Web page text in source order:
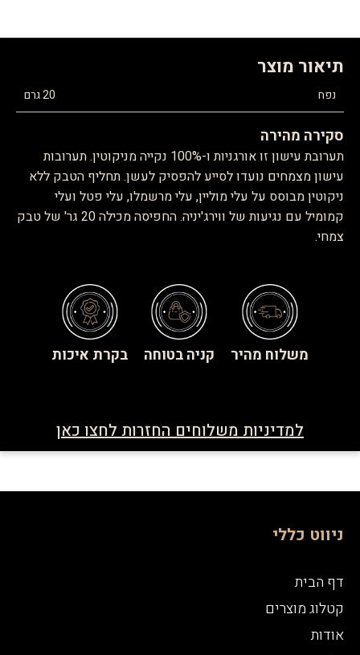
תיאור מוצר
נפח 20 גרם
סקירה מהירה
תערובת עישון זו אורגניות ו-100% נקייה מניקוטין. תערובות
עישון מצמחים נועדו לסייע להפסיק לעשן. תחליף הטבק ללא
ניקוטין מבוסס על עלי מוליין, עלי מרשמלו, עלי פטל ועלי
קמומיל עם נגיעות של ווירג'יניה. החפיסה מכילה 20 גר' של טבק
צמחי.
משלוח מהיר קניה בטוחה בקרת איכות
למדיניות משלוחים החזרות לחצו כאן
ניווט כללי
דף הבית
קטלוג מוצרים
אודות